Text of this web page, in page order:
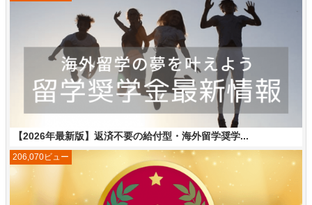
【2026年最新版】返済不要の給付型・海外留学奨学...
206,070ビュー